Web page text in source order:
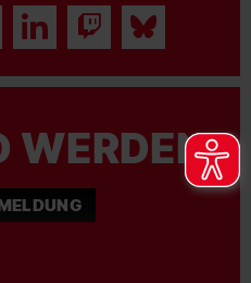
WERDEN